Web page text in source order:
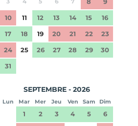
10 11 12 13 14 15 16
17 18 19 20 21 22 23
24 25 26 27 28 29 30
31
SEPTEMBRE - 2026
Lun Mar Mer Jeu Ven Sam Dim
1 2 3 4 5 6